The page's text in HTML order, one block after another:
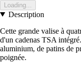
Loading...
Description
Cette grande valise à
d'un cadenas TSA
aluminium, de patins de
poignée.